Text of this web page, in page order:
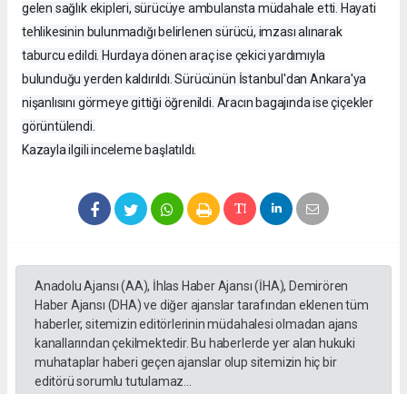
gelen sağlık ekipleri, sürücüye ambulansta müdahale etti. Hayati
tehlikesinin bulunmadığı belirlenen sürücü, imzası alınarak
taburcu edildi. Hurdaya dönen araç ise çekici yardımıyla
bulunduğu yerden kaldırıldı. Sürücünün İstanbul'dan Ankara'ya
nişanlısını görmeye gittiği öğrenildi. Aracın bagajında ise çiçekler
görüntülendi.
Kazayla ilgili inceleme başlatıldı.
Anadolu Ajansı (AA), İhlas Haber Ajansı (İHA), Demirören
Haber Ajansı (DHA) ve diğer ajanslar tarafından eklenen tüm
haberler, sitemizin editörlerinin müdahalesi olmadan ajans
kanallarından çekilmektedir. Bu haberlerde yer alan hukuki
muhataplar haberi geçen ajanslar olup sitemizin hiç bir
editörü sorumlu tutulamaz...